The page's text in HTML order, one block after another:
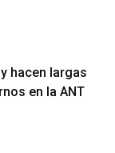
hacen largas
en la ANT